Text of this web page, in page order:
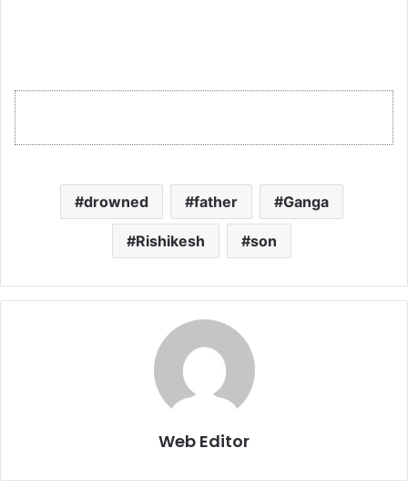
drowned father Ganga
Rishikesh son
Web Editor